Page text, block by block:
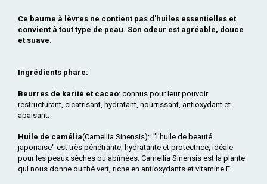
Ce baume à lèvres ne contient pas d'huiles essentielles et
convient à tout type de peau. Son odeur est agréable, douce
et suave.
Ingrédients phare:
Beurres de karité et cacao: connus pour leur pouvoir
restructurant, cicatrisant, hydratant, nourrissant, antioxydant et
apaisant.
Huile de camélia(Camellia Sinensis): ''l'huile de beauté
japonaise'' est très pénétrante, hydratante et protectrice, idéale
pour les peaux sèches ou abîmées. Camellia Sinensis est la plante
qui nous donne du thé vert, riche en antioxydants et vitamine E.